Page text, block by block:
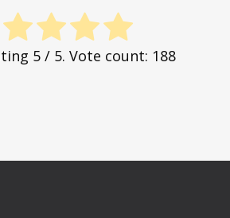
5/ 5. Vote count: 188